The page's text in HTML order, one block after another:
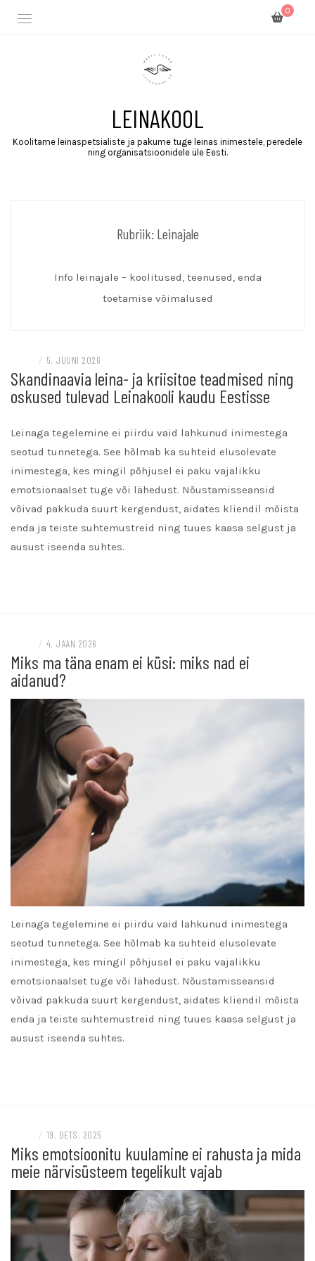
0
LEINAKOOL
Koolitame leinaspetsialiste ja pakume tuge leinas inimestele, peredele
ning organisatsioonidele üle Eesti.
Rubriik: Leinajale
Info leinajale – koolitused, teenused, enda
toetamise võimalused
/ 5. JUUNI 2026
Skandinaavia leina- ja kriisitoe teadmised ning
oskused tulevad Leinakooli kaudu Eestisse
Leinaga tegelemine ei piirdu vaid lahkunud inimestega
seotud tunnetega. See hõlmab ka suhteid elusolevate
inimestega, kes mingil põhjusel ei paku vajalikku
emotsionaalset tuge või lähedust. Nõustamisseansid
võivad pakkuda suurt kergendust, aidates kliendil mõista
enda ja teiste suhtemustreid ning tuues kaasa selgust ja
ausust iseenda suhtes.
/ 4. JAAN 2026
Miks ma täna enam ei küsi: miks nad ei
aidanud?
Leinaga tegelemine ei piirdu vaid lahkunud inimestega
seotud tunnetega. See hõlmab ka suhteid elusolevate
inimestega, kes mingil põhjusel ei paku vajalikku
emotsionaalset tuge või lähedust. Nõustamisseansid
võivad pakkuda suurt kergendust, aidates kliendil mõista
enda ja teiste suhtemustreid ning tuues kaasa selgust ja
ausust iseenda suhtes.
/ 19. DETS. 2025
Miks emotsioonitu kuulamine ei rahusta ja mida
meie närvisüsteem tegelikult vajab